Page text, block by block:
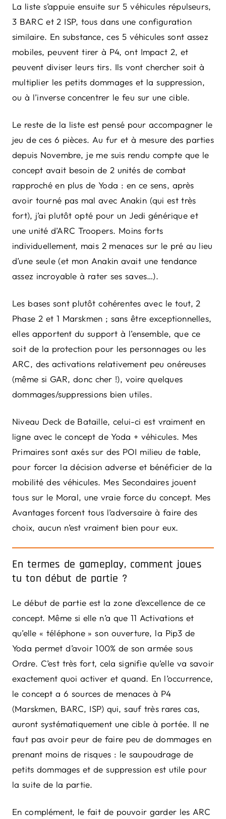
La liste s’appuie ensuite sur 5 véhicules répulseurs,
3 BARC et 2 ISP, tous dans une configuration
similaire. En substance, ces 5 véhicules sont assez
mobiles, peuvent tirer à P4, ont Impact 2, et
peuvent diviser leurs tirs. Ils vont chercher soit à
multiplier les petits dommages et la suppression,
ou à l’inverse concentrer le feu sur une cible.
Le reste de la liste est pensé pour accompagner le
jeu de ces 6 pièces. Au fur et à mesure des parties
depuis Novembre, je me suis rendu compte que le
concept avait besoin de 2 unités de combat
rapproché en plus de Yoda : en ce sens, après
avoir tourné pas mal avec Anakin (qui est très
fort), j’ai plutôt opté pour un Jedi générique et
une unité d’ARC Troopers. Moins forts
individuellement, mais 2 menaces sur le pré au lieu
d’une seule (et mon Anakin avait une tendance
assez incroyable à rater ses saves…).
Les bases sont plutôt cohérentes avec le tout, 2
Phase 2 et 1 Marskmen ; sans être exceptionnelles,
elles apportent du support à l’ensemble, que ce
soit de la protection pour les personnages ou les
ARC, des activations relativement peu onéreuses
(même si GAR, donc cher !), voire quelques
dommages/suppressions bien utiles.
Niveau Deck de Bataille, celui-ci est vraiment en
ligne avec le concept de Yoda + véhicules. Mes
Primaires sont axés sur des POI milieu de table,
pour forcer la décision adverse et bénéficier de la
mobilité des véhicules. Mes Secondaires jouent
tous sur le Moral, une vraie force du concept. Mes
Avantages forcent tous l’adversaire à faire des
choix, aucun n’est vraiment bien pour eux.
En termes de gameplay, comment joues
tu ton début de partie ?
Le début de partie est la zone d’excellence de ce
concept. Même si elle n’a que 11 Activations et
qu’elle « téléphone » son ouverture, la Pip3 de
Yoda permet d’avoir 100% de son armée sous
Ordre. C’est très fort, cela signifie qu’elle va savoir
exactement quoi activer et quand. En l’occurrence,
le concept a 6 sources de menaces à P4
(Marskmen, BARC, ISP) qui, sauf très rares cas,
auront systématiquement une cible à portée. Il ne
faut pas avoir peur de faire peu de dommages en
prenant moins de risques : le saupoudrage de
petits dommages et de suppression est utile pour
la suite de la partie.
En complément, le fait de pouvoir garder les ARC